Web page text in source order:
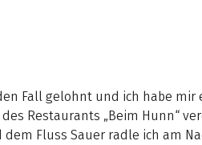
Fall gelohnt und ich habe mir
Restaurants „Beim Hunn“
Fluss Sauer radle ich am